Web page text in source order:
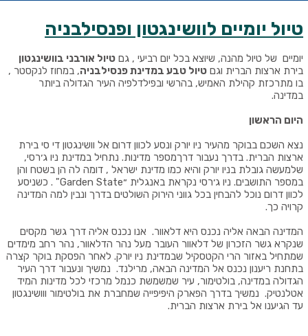
טיול יומיים לוושינגטון ופנסילבניה
יומיים של טיול מהנה, שיוצא בכל יום רביעי , גם טיול אורבני בוושינגטון
בירת ארצות הברית וגם טיול טבע במדינת פנסילבניה, במחוז לנקסטר ,
בו מתרכזת קהילת האמיש, בהרשי ובפילדלפיה העיר הגדולה ביותר
במדינה.
היום הראשון
נצא השכם בבוקר מהעיר ניו יורק ונסע לכוון דרום אל וושינגטון די סי בירת
ארצות הברית. בדרך נעבור דרךמספר מדינות. נתחיל במדינת ניו ג׳רסי,
שלמעשה גובלת בניו יורק והיא כמו מדינת ישראל , דומה לה הן בשטח והן
במספר התושבים. ניו ג׳רסי נקראת באנגלית ״Garden State
" . כשניסע
לכוון דרום נוכל להבחין בכל גווני הירוק השולטים בדרך ונבין למה המדינה
קרויה כך.
המדינה הבאה אליה נכנס היא דלאוור. אנו נכנס אליה דרך גשר מקסים
שנקרא גשר הזכרון של דלאוור העובר מעל נהר הדלאוור, נהר רחב מימדים
שמתחיל באזור הרי הקטסקיל שבמדינת ניו יורק. לאחר הפסקת בוקר קצרה
בתחנת ריענון נכנס אל המדינה הבאה, מרילנד. נמשיך ונעבור דרך העיר
הגדולה במדינה, בולטימור, עיר שמשמשת כנמל מרכזי לכל מדינות המיד
אטלנטיק. נמשיך בדרך הפארק היפיפייה שמחברת את בולטימור ווושינגטון
עד הגיענו אל בירת ארצות הברית.